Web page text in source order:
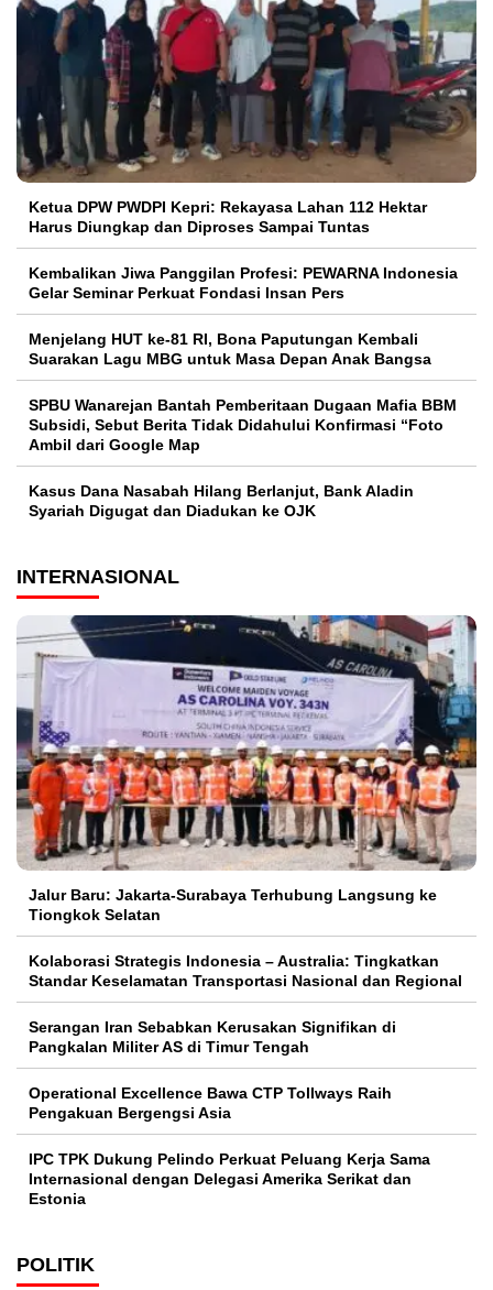
Ketua DPW PWDPI Kepri: Rekayasa Lahan 112 Hektar
Harus Diungkap dan Diproses Sampai Tuntas
Kembalikan Jiwa Panggilan Profesi: PEWARNA Indonesia
Gelar Seminar Perkuat Fondasi Insan Pers
Menjelang HUT ke-81 RI, Bona Paputungan Kembali
Suarakan Lagu MBG untuk Masa Depan Anak Bangsa
SPBU Wanarejan Bantah Pemberitaan Dugaan Mafia BBM
Subsidi, Sebut Berita Tidak Didahului Konfirmasi “Foto
Ambil dari Google Map
Kasus Dana Nasabah Hilang Berlanjut, Bank Aladin
Syariah Digugat dan Diadukan ke OJK
INTERNASIONAL
Jalur Baru: Jakarta-Surabaya Terhubung Langsung ke
Tiongkok Selatan
Kolaborasi Strategis Indonesia – Australia: Tingkatkan
Standar Keselamatan Transportasi Nasional dan Regional
Serangan Iran Sebabkan Kerusakan Signifikan di
Pangkalan Militer AS di Timur Tengah
Operational Excellence Bawa CTP Tollways Raih
Pengakuan Bergengsi Asia
IPC TPK Dukung Pelindo Perkuat Peluang Kerja Sama
Internasional dengan Delegasi Amerika Serikat dan
Estonia
POLITIK